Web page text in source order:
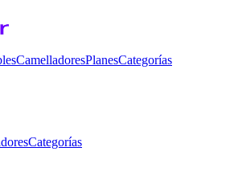
CamelladoresPlanesCategorías
Categorías